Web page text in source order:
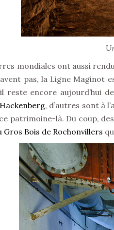
mondiales ont aussi
pas, la Ligne
reste encore aujourd’hui
, d’autres sont à
patrimoine-là. Du coup,
Gros Bois de Rochonvillers